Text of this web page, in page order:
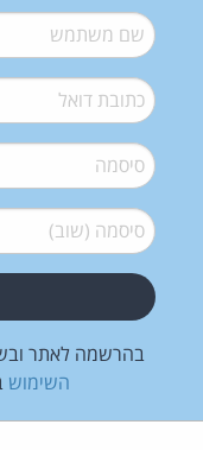
שם משתמש*
דואל*
סיסמה*
סיסמה (שוב)*
בהרשמה לאתר
השימוש